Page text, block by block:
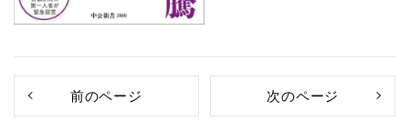
前のページ 次のページ